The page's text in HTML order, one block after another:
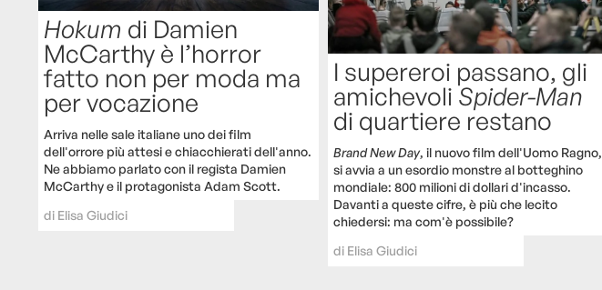
Hokum di Damien
McCarthy è l’horror
fatto non per moda ma
per vocazione
Arriva nelle sale italiane uno dei film
dell'orrore più attesi e chiacchierati dell'anno.
Ne abbiamo parlato con il regista Damien
McCarthy e il protagonista Adam Scott.
di Elisa Giudici
I supereroi passano, gli
amichevoli Spider-Man
di quartiere restano
Brand New Day, il nuovo film dell'Uomo Ragno,
si avvia a un esordio monstre al botteghino
mondiale: 800 milioni di dollari d'incasso.
Davanti a queste cifre, è più che lecito
chiedersi: ma com'è possibile?
di Elisa Giudici